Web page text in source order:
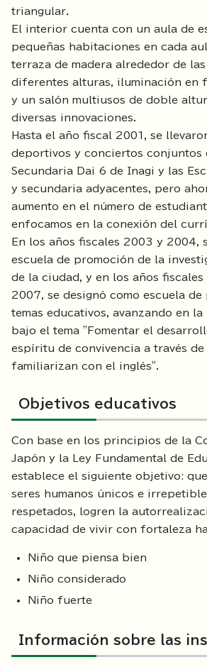
triangular.
El interior cuenta con un aula de
pequeñas habitaciones en cada
terraza de madera alrededor de
diferentes alturas, iluminación en
y un salón multiusos de doble
diversas innovaciones.
Hasta el año fiscal 2001, se
deportivos y conciertos conjuntos
Secundaria Dai 6 de Inagi y las
y secundaria adyacentes, pero
aumento en el número de
enfocamos en la conexión del
En los años fiscales 2003 y 2004,
escuela de promoción de la
de la ciudad, y en los años
2007, se designó como escuela
temas educativos, avanzando en
bajo el tema "Fomentar el
espíritu de convivencia a través
familiarizan con el inglés".
Objetivos educativos
Con base en los principios de la
Japón y la Ley Fundamental de
establece el siguiente objetivo:
seres humanos únicos e
respetados, logren la
capacidad de vivir con fortaleza
Niño que piensa bien
Niño considerado
Niño fuerte
Información sobre las